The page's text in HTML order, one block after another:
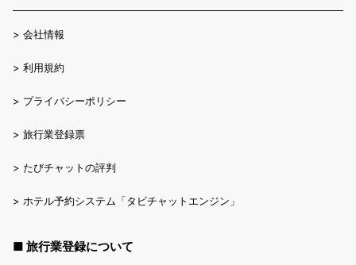
> 会社情報
> 利用規約
> プライバシーポリシー
> 旅行業登録票
> たびチャットの評判
> ホテル予約システム「タビチャットエンジン」
■ 旅行業登録について